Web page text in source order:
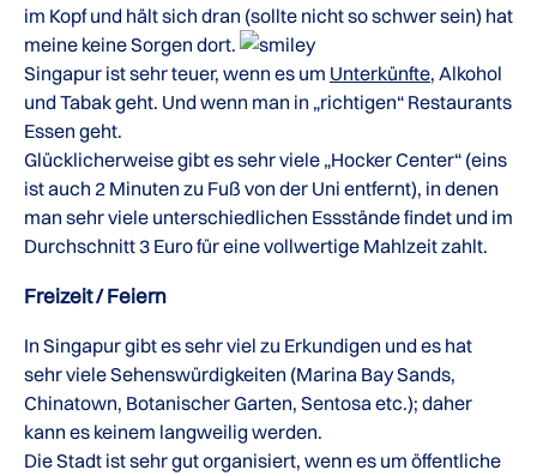
im Kopf und hält sich dran (sollte nicht so schwer sein) hat
meine keine Sorgen dort.
Singapur ist sehr teuer, wenn es um Unterkünfte, Alkohol
und Tabak geht. Und wenn man in „richtigen“ Restaurants
Essen geht.
Glücklicherweise gibt es sehr viele „Hocker Center“ (eins
ist auch 2 Minuten zu Fuß von der Uni entfernt), in denen
man sehr viele unterschiedlichen Essstände findet und im
Durchschnitt 3 Euro für eine vollwertige Mahlzeit zahlt.
Freizeit / Feiern
In Singapur gibt es sehr viel zu Erkundigen und es hat
sehr viele Sehenswürdigkeiten (Marina Bay Sands,
Chinatown, Botanischer Garten, Sentosa etc.); daher
kann es keinem langweilig werden.
Die Stadt ist sehr gut organisiert, wenn es um öffentliche